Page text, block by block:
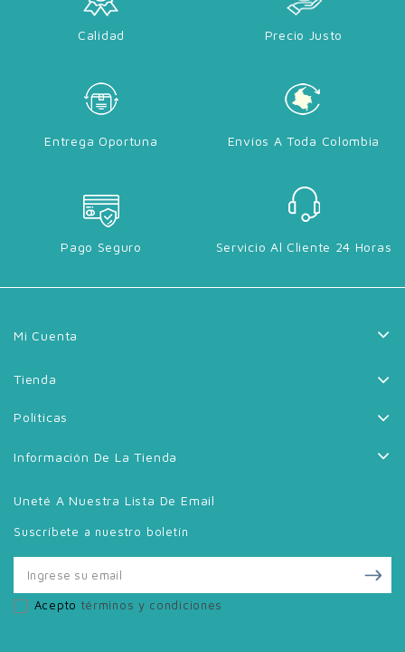
Calidad Precio Justo
Entrega Oportuna Envíos A Toda Colombia
Pago Seguro Servicio Al Cliente 24 Horas
Mi Cuenta
Tienda
Políticas
Información De La Tienda
Uneté A Nuestra Lista De Email
Suscríbete a nuestro boletín
Acepto términos y condiciones